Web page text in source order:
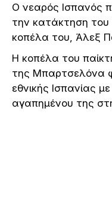
Ο νεαρός Ισπανός
την κατάκτηση του
κοπέλα του, Άλεξ
Η κοπέλα του
της Μπαρτσελόνα
εθνικής Ισπανίας
αγαπημένου της